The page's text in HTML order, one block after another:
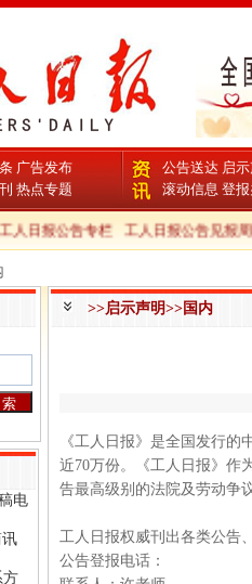
广告发布
热点专题
公告送达 启
滚动信息 登
人日报公告专栏 工人日报公告见报周
电
方
>>启示声明>>国内
《工人日报》是全国发行
近70万份。《工人日报》作
告最高级别的法院及劳动争
工人日报权威刊出各类公告
公告登报电话：